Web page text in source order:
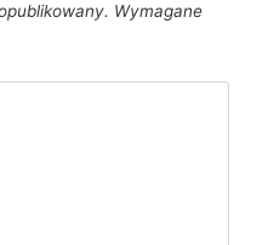
Wymagane